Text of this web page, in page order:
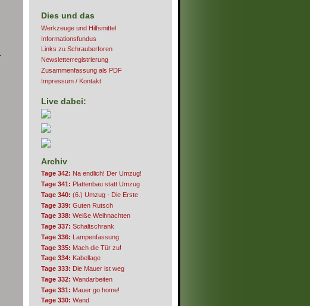
Dies und das
Werkzeuge und Hilfsmittel
Informationsfundus
Links zu Schrauberforen
Newsletterregistrierung
Zusammenfassung als PDF
Impressum / Kontakt
Live dabei:
Archiv
Tage 342: Na endlich! Der Umzug!
Tage 341: Plattenbau statt Umzug
Tage 340: (6.) Umzug - Die Erste
Tage 339: Guten Rutsch
Tage 338: Weiße Weihnachten
Tage 337: Schaltschrank
Tage 336: Lampenfassung
Tage 335: Mach die Tür zu!
Tage 334: Kabellage
Tage 333: Die Mauer ist weg
Tage 332: Wandarbeiten
Tage 331: Mauer go home!
Tage 330: Wand